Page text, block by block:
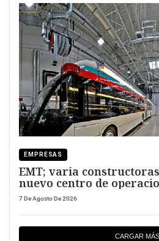
EMPRESAS
EMT; varia
nuevo centro de
7 De Agosto De 2026
CARGAR MÁS